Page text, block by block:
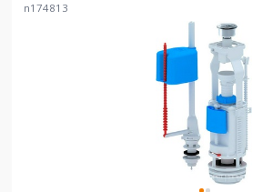
n174813